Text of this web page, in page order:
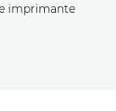
imprimante